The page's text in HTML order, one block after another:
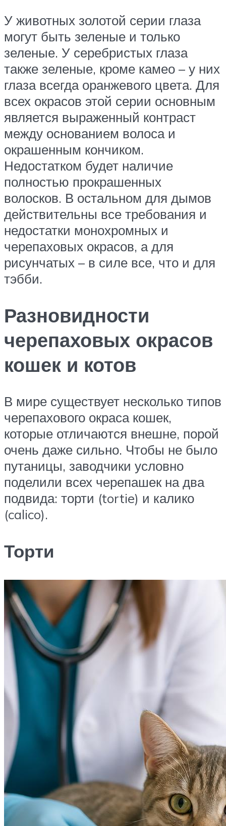
У животных золотой серии глаза
могут быть зеленые и только
зеленые. У серебристых глаза
также зеленые, кроме камео – у них
глаза всегда оранжевого цвета. Для
всех окрасов этой серии основным
является выраженный контраст
между основанием волоса и
окрашенным кончиком.
Недостатком будет наличие
полностью прокрашенных
волосков. В остальном для дымов
действительны все требования и
недостатки монохромных и
черепаховых окрасов, а для
рисунчатых – в силе все, что и для
тэбби.
Разновидности
черепаховых окрасов
кошек и котов
В мире существует несколько типов
черепахового окраса кошек,
которые отличаются внешне, порой
очень даже сильно. Чтобы не было
путаницы, заводчики условно
поделили всех черепашек на два
подвида: торти (tortie) и калико
(calico).
Торти